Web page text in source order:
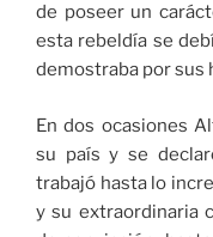
de poseer un
esta rebeldía se
demostraba por sus
En dos ocasiones
su país y se
trabajó hasta lo
y su extraordinaria